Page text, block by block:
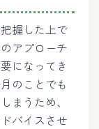
握した上で
アプローチ
になってき
のことでも
まうため、
バイスさせ